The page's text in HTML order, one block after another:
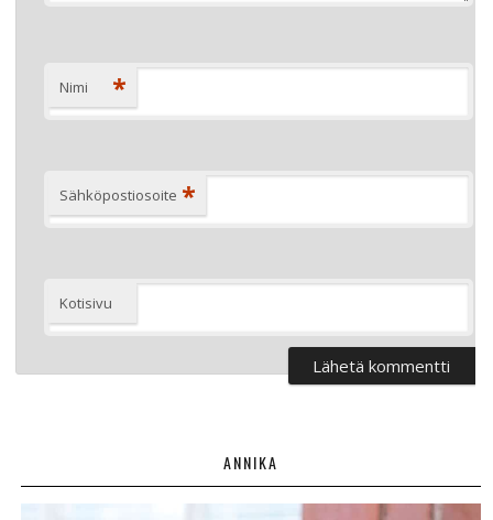
Nimi *
Sähköpostiosoite *
Kotisivu
ANNIKA